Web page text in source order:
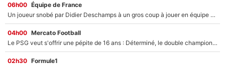
06h00 Équipe de France
Un joueur snobé par Didier Deschamps à un gros coup à jouer en équipe de France : Zinedine Zidane a trouvé son numéro 9 ?
04h00 Mercato Football
Le PSG veut s'offrir une pépite de 16 ans : Déterminé, le double champion d'Europe en titre est prêt à lâcher 40M€ pour celui que l'on compare déjà à Vinicius Jr !
02h30 Formule1